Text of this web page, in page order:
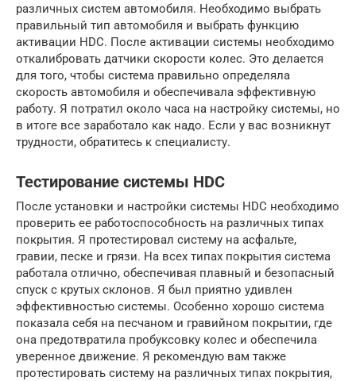
различных систем автомобиля. Необходимо выбрать
правильный тип автомобиля и выбрать функцию
активации HDC. После активации системы необходимо
откалибровать датчики скорости колес. Это делается
для того, чтобы система правильно определяла
скорость автомобиля и обеспечивала эффективную
работу. Я потратил около часа на настройку системы, но
в итоге все заработало как надо. Если у вас возникнут
трудности, обратитесь к специалисту.
Тестирование системы HDC
После установки и настройки системы HDC необходимо
проверить ее работоспособность на различных типах
покрытия. Я протестировал систему на асфальте,
гравии, песке и грязи. На всех типах покрытия система
работала отлично, обеспечивая плавный и безопасный
спуск с крутых склонов. Я был приятно удивлен
эффективностью системы. Особенно хорошо система
показала себя на песчаном и гравийном покрытии, где
она предотвратила пробуксовку колес и обеспечила
уверенное движение. Я рекомендую вам также
протестировать систему на различных типах покрытия,